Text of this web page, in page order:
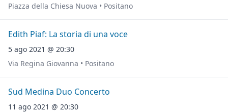
Piazza della Chiesa Nuova • Positano
Edith Piaf: La storia di una voce
5 ago 2021 @ 20:30
Via Regina Giovanna • Positano
Sud Medina Duo Concerto
11 ago 2021 @ 20:30